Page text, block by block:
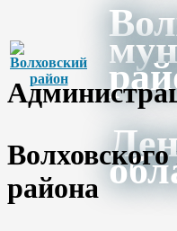
района